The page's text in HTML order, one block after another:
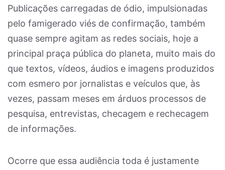
Publicações carregadas de ódio, impulsionadas
pelo famigerado viés de confirmação, também
quase sempre agitam as redes sociais, hoje a
principal praça pública do planeta, muito mais do
que textos, vídeos, áudios e imagens produzidos
com esmero por jornalistas e veículos que, às
vezes, passam meses em árduos processos de
pesquisa, entrevistas, checagem e rechecagem
de informações.
Ocorre que essa audiência toda é justamente